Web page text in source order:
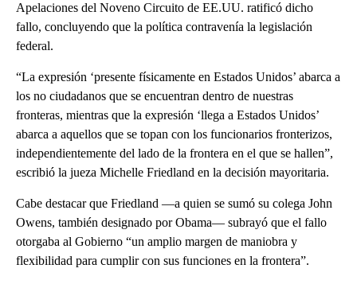
Apelaciones del Noveno Circuito de EE.UU. ratificó dicho
fallo, concluyendo que la política contravenía la legislación
federal.
“La expresión ‘presente físicamente en Estados Unidos’ abarca a
los no ciudadanos que se encuentran dentro de nuestras
fronteras, mientras que la expresión ‘llega a Estados Unidos’
abarca a aquellos que se topan con los funcionarios fronterizos,
independientemente del lado de la frontera en el que se hallen”,
escribió la jueza Michelle Friedland en la decisión mayoritaria.
Cabe destacar que Friedland —a quien se sumó su colega John
Owens, también designado por Obama— subrayó que el fallo
otorgaba al Gobierno “un amplio margen de maniobra y
flexibilidad para cumplir con sus funciones en la frontera”.